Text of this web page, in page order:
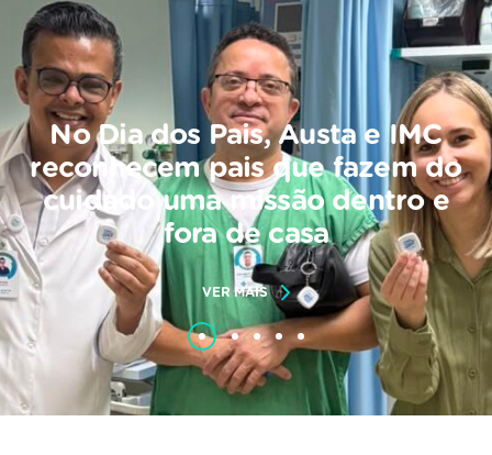
No Dia dos Pais, Austa e IMC
reconhecem pais que fazem do
cuidado uma missão dentro e
fora de casa
VER MAIS